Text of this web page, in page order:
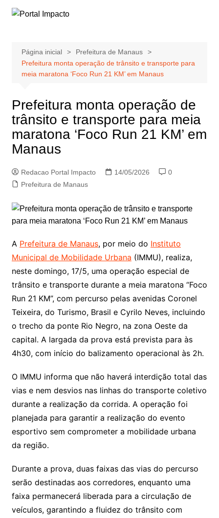
para
Página inicial
Prefeitura de Manaus
Prefeitura monta operação de trânsito e transporte para
meia maratona ‘Foco Run 21 KM’ em Manaus
Prefeitura monta operação de
trânsito e transporte para meia
maratona ‘Foco Run 21 KM’ em
Manaus
Redacao Portal Impacto 14/05/2026
0
Prefeitura de Manaus
A Prefeitura de Manaus, por meio do Instituto
Municipal de Mobilidade Urbana (IMMU), realiza,
neste domingo, 17/5, uma operação especial de
trânsito e transporte durante a meia maratona “Foco
Run 21 KM”, com percurso pelas avenidas Coronel
Teixeira, do Turismo, Brasil e Cyrilo Neves, incluindo
o trecho da ponte Rio Negro, na zona Oeste da
capital. A largada da prova está prevista para às
4h30, com início do balizamento operacional às 2h.
O IMMU informa que não haverá interdição total das
vias e nem desvios nas linhas do transporte coletivo
durante a realização da corrida. A operação foi
planejada para garantir a realização do evento
esportivo sem comprometer a mobilidade urbana
da região.
Durante a prova, duas faixas das vias do percurso
serão destinadas aos corredores, enquanto uma
faixa permanecerá liberada para a circulação de
veículos, garantindo a fluidez do trânsito com